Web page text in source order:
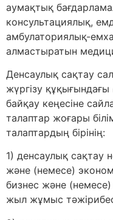
аумақтық
консультациялық,
амбулаториялық-
алмастыратын
Денсаулық сақтау
жүргізу
байқау кеңесіне
талаптар жоғары
талаптардың бірінің:
1) денсаулық сақтау
және (немесе)
бизнес және
жыл жұмыс